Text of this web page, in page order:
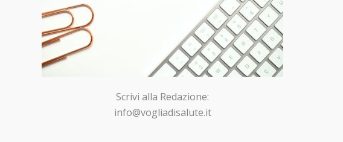
Scrivi alla Redazione:
info@vogliadisalute.it